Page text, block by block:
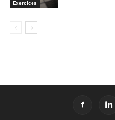
Exercices